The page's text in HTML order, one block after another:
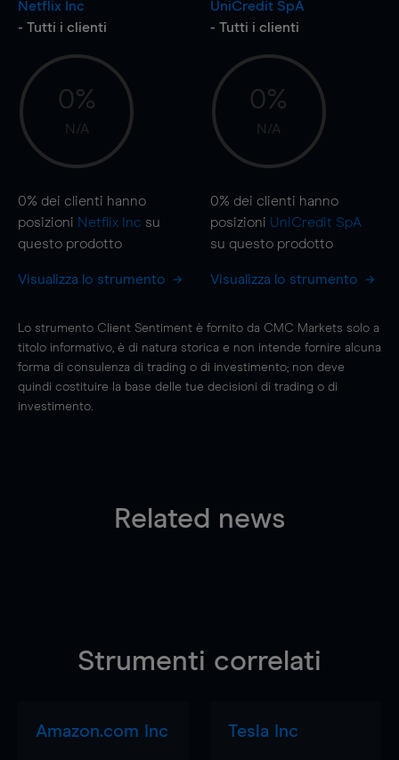
Netflix Inc
- Tutti i clienti
0%
N/A
0% dei clienti hanno
posizioni Netflix Inc su
questo prodotto
Visualizza lo strumento
UniCredit SpA
- Tutti i clienti
0%
N/A
0% dei clienti hanno
posizioni UniCredit SpA
su questo prodotto
Visualizza lo strumento
Lo strumento Client Sentiment è fornito da CMC Markets solo a
titolo informativo, è di natura storica e non intende fornire alcuna
forma di consulenza di trading o di investimento; non deve
quindi costituire la base delle tue decisioni di trading o di
investimento.
Related news
Strumenti correlati
Amazon.com Inc Tesla Inc